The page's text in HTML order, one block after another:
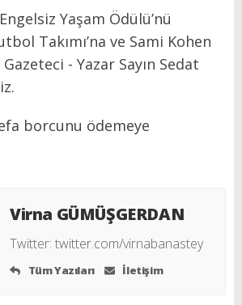
Yaşam Ödülü’nü
Takımı’na ve Sami Kohen
Gazeteci - Yazar Sayın Sedat
borcunu ödemeye
Virna GÜMÜŞGERDAN
Twitter: twitter.com/virnabanastey
Tüm Yazıları İletişim